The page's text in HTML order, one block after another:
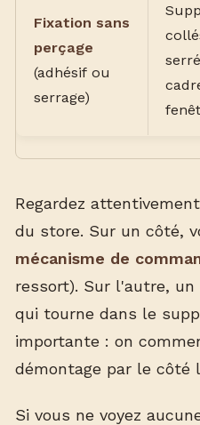
Fixation sans
perçage
(adhésif ou
serrage)
Regardez
du store. Sur un côté,
mécanisme de
ressort). Sur l'autre, un
qui tourne dans le
importante : on
démontage par le côté
Si vous ne voyez